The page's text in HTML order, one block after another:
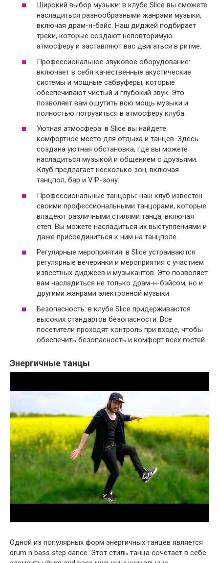
Широкий выбор музыки: в клубе Slice вы сможете
насладиться разнообразными жанрами музыки,
включая драм-н-бэйс. Наш диджей подбирает
треки, которые создают неповторимую
атмосферу и заставляют вас двигаться в ритме.
Профессиональное звуковое оборудование:
включает в себя качественные акустические
системы и мощные сабвуферы, которые
обеспечивают чистый и глубокий звук. Это
позволяет вам ощутить всю мощь музыки и
полностью погрузиться в атмосферу клуба.
Уютная атмосфера: в Slice вы найдете
комфортное место для отдыха и танцев. Здесь
создана уютная обстановка, где вы можете
насладиться музыкой и общением с друзьями.
Клуб предлагает несколько зон, включая
танцпол, бар и VIP-зону.
Профессиональные танцоры: наш клуб известен
своими профессиональными танцорами, которые
владеют различными стилями танца, включая
степ. Вы можете насладиться их выступлениями и
даже присоединиться к ним на танцполе.
Регулярные мероприятия: в Slice устраиваются
регулярные вечеринки и мероприятия с участием
известных диджеев и музыкантов. Это позволяет
вам насладиться не только драм-н-бэйсом, но и
другими жанрами электронной музыки.
Безопасность: в клубе Slice придерживаются
высоких стандартов безопасности. Все
посетители проходят контроль при входе, чтобы
обеспечить безопасность и комфорт всех гостей.
Энергичные танцы
Одной из популярных форм энергичных танцев является
drum n bass step dance. Этот стиль танца сочетает в себе